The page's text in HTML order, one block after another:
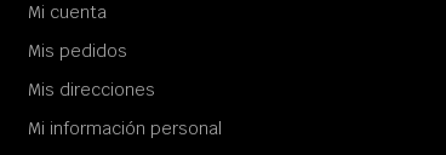
Mi cuenta
Mis pedidos
Mis direcciones
Mi información personal